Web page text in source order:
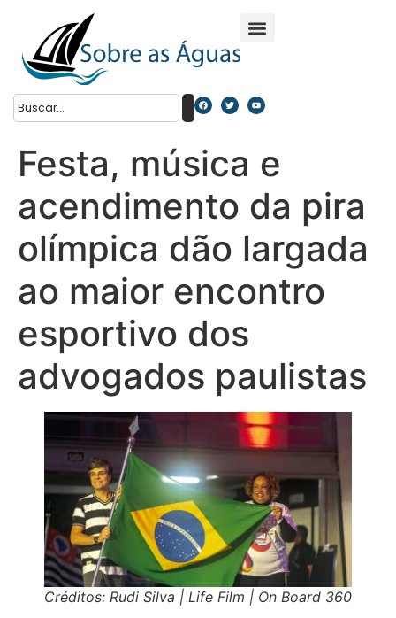
Festa, música e
acendimento da pira
olímpica dão largada
ao maior encontro
esportivo dos
advogados paulistas
Créditos: Rudi Silva | Life Film | On Board 360